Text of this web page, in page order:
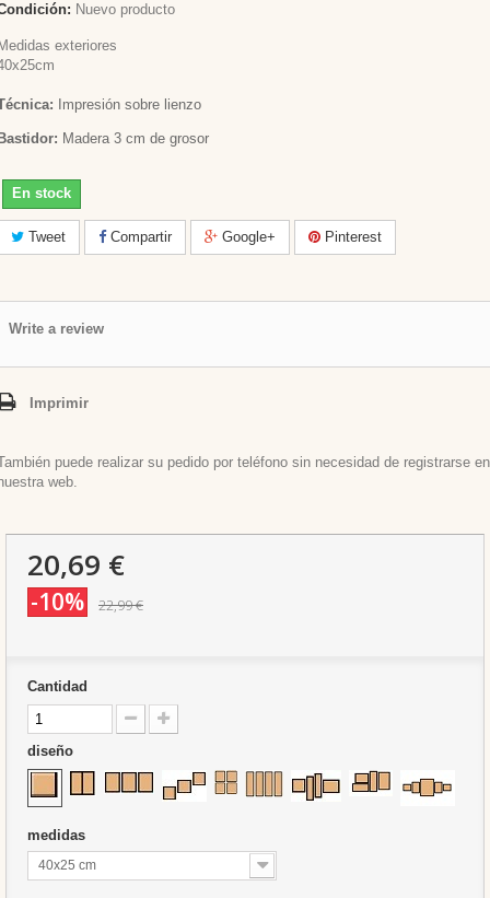
Nuevo producto
exteriores
Impresión sobre lienzo
Madera 3 cm de grosor
En stock
Tweet Compartir Google+ Pinterest
Write a review
Imprimir
puede realizar su pedido por teléfono sin necesidad de registrarse en
web.
20,69 €
-10% 22,99 €
Cantidad
diseño
medidas
40x25 cm